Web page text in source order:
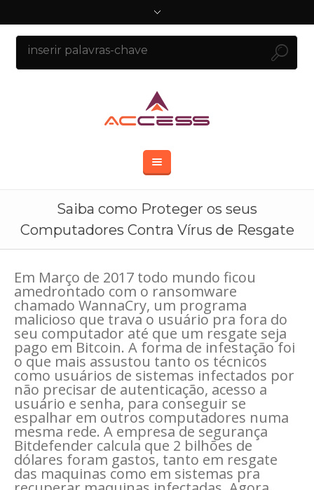
Saiba como Proteger os seus
Computadores Contra Vírus de Resgate
Em Março de 2017 todo mundo ficou
amedrontado com o ransomware
chamado WannaCry, um programa
malicioso que trava o usuário pra fora do
seu computador até que um resgate seja
pago em Bitcoin. A forma de infestação foi
o que mais assustou tanto os técnicos
como usuários de sistemas infectados por
não precisar de autenticação, acesso a
usuário e senha, para conseguir se
espalhar em outros computadores numa
mesma rede. A empresa de segurança
Bitdefender calcula que 2 bilhões de
dólares foram gastos, tanto em resgate
das maquinas como em sistemas pra